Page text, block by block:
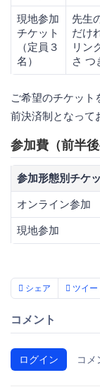
現地参加
チケット
（定員３
名）
先生
だけ
リン
さ つ
ご希望のチケッ
前決済制となって
参加費（前半後
参加形態別チケ
オンライン参加
現地参加
シェア ツイー
コメント
ログイン コメ